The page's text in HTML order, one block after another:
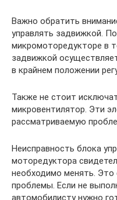
Важно обратить
управлять задвижкой.
микромоторедукторе в
задвижкой
в крайнем положении
Также не стоит
микровентилятор. Эти
рассматриваемую
Неисправность блока
моторедуктора
необходимо менять. Это
проблемы. Если не
автомобилисту нужно